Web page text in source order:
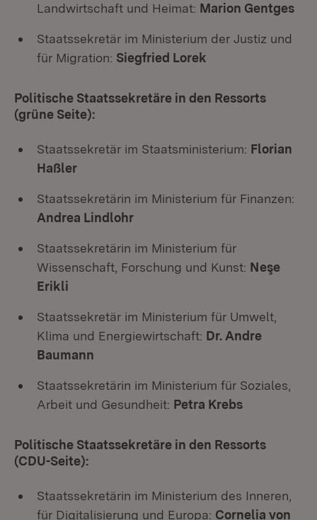
Landwirtschaft und Heimat: Marion Gentges
Staatssekretär im Ministerium der Justiz und
für Migration: Siegfried Lorek
Politische Staatssekretäre in den Ressorts
(grüne Seite):
Staatssekretär im Staatsministerium: Florian
Haßler
Staatssekretärin im Ministerium für Finanzen:
Andrea Lindlohr
Staatssekretärin im Ministerium für
Wissenschaft, Forschung und Kunst: Neşe
Erikli
Staatssekretär im Ministerium für Umwelt,
Klima und Energiewirtschaft: Dr. Andre
Baumann
Staatssekretärin im Ministerium für Soziales,
Arbeit und Gesundheit: Petra Krebs
Politische Staatssekretäre in den Ressorts
(CDU-Seite):
Staatssekretärin im Ministerium des Inneren,
für Digitalisierung und Europa: Cornelia von